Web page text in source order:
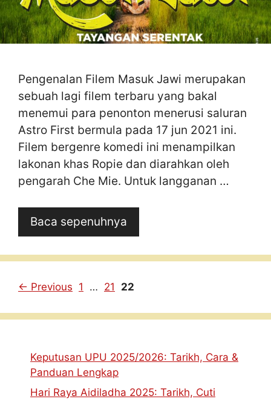
Pengenalan Filem Masuk Jawi merupakan
sebuah lagi filem terbaru yang bakal
menemui para penonton menerusi saluran
Astro First bermula pada 17 jun 2021 ini.
Filem bergenre komedi ini menampilkan
lakonan khas Ropie dan diarahkan oleh
pengarah Che Mie. Untuk langganan …
Baca sepenuhnya
← Previous Page
1 … Page
21 Page
22
Keputusan UPU 2025/2026: Tarikh, Cara &
Panduan Lengkap
Hari Raya Aidiladha 2025: Tarikh, Cuti